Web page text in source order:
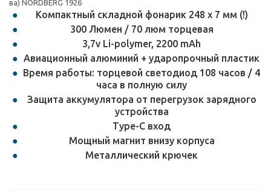
ва) NORDBERG 1926
Компактный складной фонарик 248 х 7 мм (!)
300 Люмен / 70 люм торцевая
3,7v Li-polymer, 2200 mAh
Авиационный алюминий + ударопрочный пластик
Время работы: торцевой светодиод 108 часов / 4
часа в полную силу
Защита аккумулятора от перегрузок зарядного
устройства
Type-C вход
Мощный магнит внизу корпуса
Металлический крючек